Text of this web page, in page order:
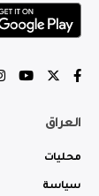
العراق
محليات
سياسة